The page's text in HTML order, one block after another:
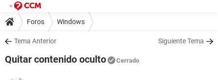
Foros Windows
Tema Anterior Siguiente Tema
Quitar contenido oculto Cerrado